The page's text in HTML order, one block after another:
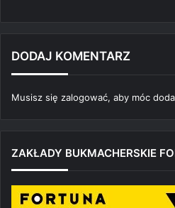
DODAJ KOMENTARZ
Musisz się zalogować, aby móc
ZAKŁADY BUKMACHERSKIE